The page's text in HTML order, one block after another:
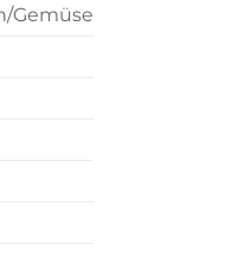
Gemüse